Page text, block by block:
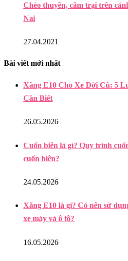
Chèo thuyền, cắm trại trên
Nai
27.04.2021
Bài viết mới nhất
Xăng E10 Cho Xe Đời Cũ: 5
Cần Biết
26.05.2026
Cuốn biên là gì? Quy trình
cuốn biên?
24.05.2026
Xăng E10 là gì? Có nên sử
xe máy và ô tô?
16.05.2026